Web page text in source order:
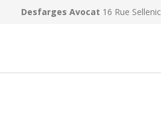
Desfarges Avocat 16 Rue